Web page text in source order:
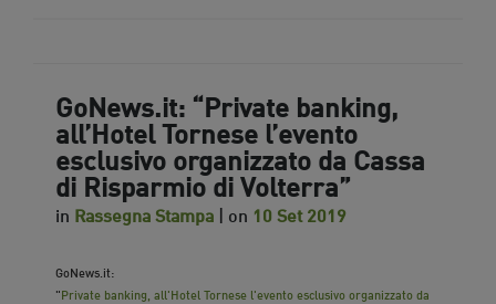
GoNews.it: “Private banking,
all’Hotel Tornese l’evento
esclusivo organizzato da Cassa
di Risparmio di Volterra”
in Rassegna Stampa | on 10 Set 2019
GoNews.it:
"Private banking, all'Hotel Tornese l'evento esclusivo organizzato da